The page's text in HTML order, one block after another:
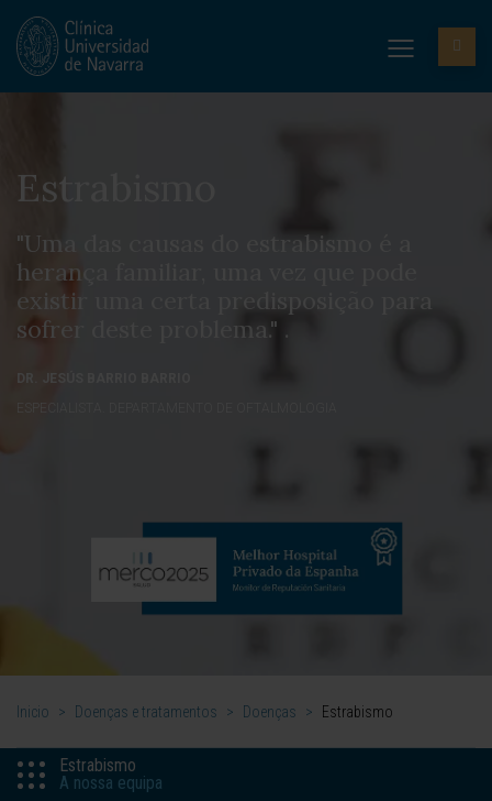
Estrabismo
"Uma das causas do estrabismo é a
herança familiar, uma vez que pode
existir uma certa predisposição para
sofrer deste problema." .
DR. JESÚS BARRIO BARRIO
ESPECIALISTA. DEPARTAMENTO DE OFTALMOLOGIA
Inicio > Doenças e tratamentos > Doenças > Estrabismo
Estrabismo
A nossa equipa